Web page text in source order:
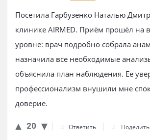
Посетила Гарбузенко Наталью
клинике AIRMED. Приём прошёл на
уровне: врач подробно собрала
назначила все необходимые
объяснила план наблюдения. Её
профессионализм внушили мне
доверие.
20 Ответить